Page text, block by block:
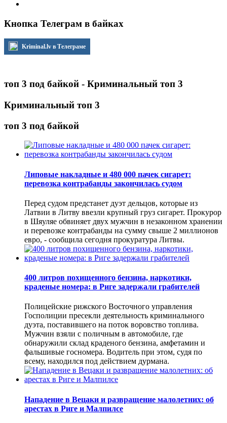
Кнопка Телеграм в байках
Kriminal.lv в Телеграме
топ 3 под байкой - Криминальный топ 3
Криминальный топ 3
топ 3 под байкой
Липовые накладные и 480 000 пачек сигарет:
перевозка контрабанды закончилась судом
Перед судом предстанет дуэт дельцов, которые из
Латвии в Литву ввезли крупный груз сигарет. Прокурор
в Шяуляе обвиняет двух мужчин в незаконном хранении
и перевозке контрабанды на сумму свыше 2 миллионов
евро, - сообщила сегодня прокуратура Литвы.
400 литров похищенного бензина, наркотики,
краденые номера: в Риге задержали грабителей
Полицейские рижского Восточного управления
Госполиции пресекли деятельность криминального
дуэта, поставившего на поток воровство топлива.
Мужчин взяли с поличным в автомобиле, где
обнаружили склад краденого бензина, амфетамин и
фальшивые госномера. Водитель при этом, судя по
всему, находился под действием дурмана.
Нападение в Вецаки и развращение малолетних: об
арестах в Риге и Малпилсе